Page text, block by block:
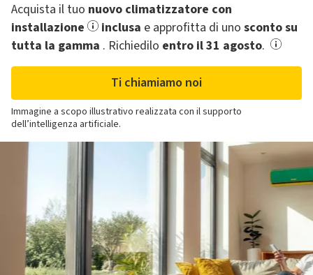
Acquista il tuo nuovo climatizzatore con
installazione
inclusa e approfitta di uno sconto su
tutta la gamma .​ Richiedilo entro il 31 agosto.
Ti chiamiamo noi
Immagine a scopo illustrativo realizzata con il supporto
dell’intelligenza artificiale.